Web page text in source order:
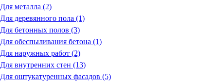
Для металла (2)
Для деревянного пола (1)
Для бетонных полов (3)
Для обеспыливания бетона (1)
Для наружных работ (2)
Для внутренних стен (13)
Для оштукатуренных фасадов (5)